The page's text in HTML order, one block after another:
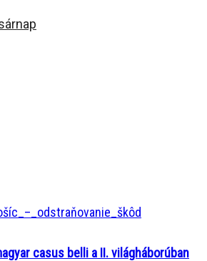
casus belli a II. világháborúban